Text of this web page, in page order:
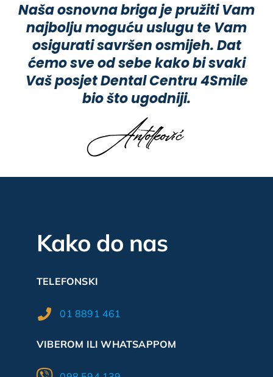
Naša osnovna briga je pružiti Vam
najbolju moguću uslugu te Vam
osigurati savršen osmijeh. Dat
ćemo sve od sebe kako bi svaki
Vaš posjet Dental Centru 4Smile
bio što ugodniji.
Kako do nas
TELEFONSKI
01 8891 461
VIBEROM ILI WHATSAPPOM